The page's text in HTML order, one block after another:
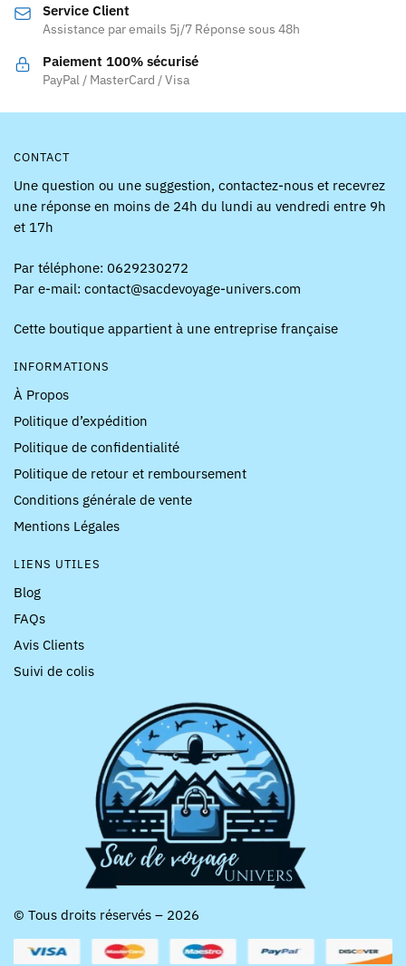
choisies
sur
la
page
sur
Service Client
Assistance par emails 5j/7 Réponse sous 48h
Paiement 100% sécurisé
PayPal / MasterCard / Visa
CONTACT
Une question ou une suggestion, contactez-nous et recevrez
une réponse en moins de 24h du lundi au vendredi entre 9h
et 17h
Par téléphone: 0629230272
Par e-mail: contact@sacdevoyage-univers.com
Cette boutique appartient à une entreprise française
INFORMATIONS
À Propos
Politique d’expédition
Politique de confidentialité
Politique de retour et remboursement
Conditions générale de vente
Mentions Légales
LIENS UTILES
Blog
FAQs
Avis Clients
Suivi de colis
© Tous droits réservés – 2026